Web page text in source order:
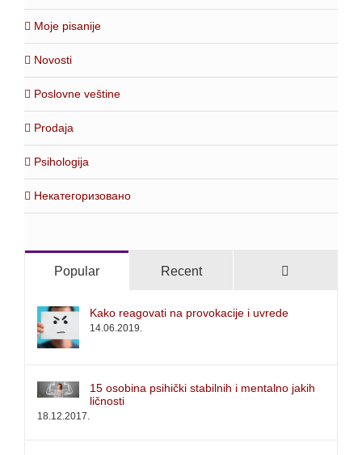
Moje pisanije
Novosti
Poslovne veštine
Prodaja
Psihologija
Некатегоризовано
Popular Recent
Kako reagovati na provokacije i uvrede
14.06.2019.
15 osobina psihički stabilnih i mentalno jakih
ličnosti
18.12.2017.